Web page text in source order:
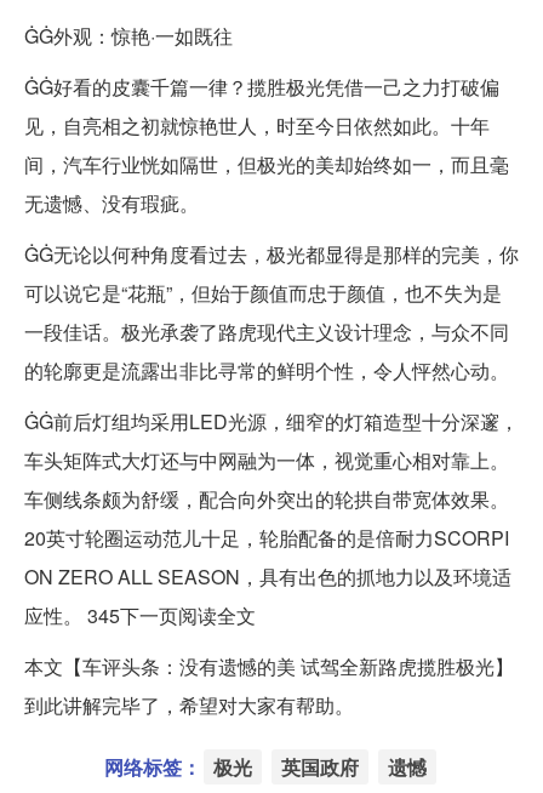
ĠĠ外观：惊艳·一如既往
ĠĠ好看的皮囊千篇一律？揽胜极光凭借一己之力打破偏
见，自亮相之初就惊艳世人，时至今日依然如此。十年
间，汽车行业恍如隔世，但极光的美却始终如一，而且毫
无遗憾、没有瑕疵。
ĠĠ无论以何种角度看过去，极光都显得是那样的完美，你
可以说它是“花瓶”，但始于颜值而忠于颜值，也不失为是
一段佳话。极光承袭了路虎现代主义设计理念，与众不同
的轮廓更是流露出非比寻常的鲜明个性，令人怦然心动。
ĠĠ前后灯组均采用LED光源，细窄的灯箱造型十分深邃，
车头矩阵式大灯还与中网融为一体，视觉重心相对靠上。
车侧线条颇为舒缓，配合向外突出的轮拱自带宽体效果。
20英寸轮圈运动范儿十足，轮胎配备的是倍耐力SCORPI
ON ZERO ALL SEASON，具有出色的抓地力以及环境适
应性。 345下一页阅读全文
本文【车评头条：没有遗憾的美 试驾全新路虎揽胜极光】
到此讲解完毕了，希望对大家有帮助。
网络标签： 极光 英国政府 遗憾